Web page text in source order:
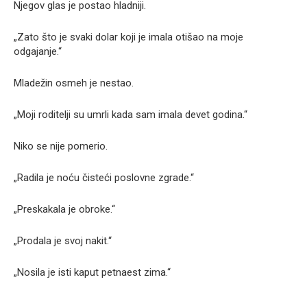
Njegov glas je postao hladniji.
„Zato što je svaki dolar koji je imala otišao na moje
odgajanje.“
Mladežin osmeh je nestao.
„Moji roditelji su umrli kada sam imala devet godina.“
Niko se nije pomerio.
„Radila je noću čisteći poslovne zgrade.“
„Preskakala je obroke.“
„Prodala je svoj nakit.“
„Nosila je isti kaput petnaest zima.“